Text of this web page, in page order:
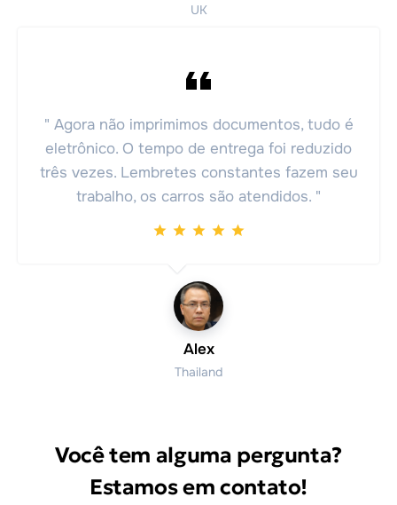
UK
" Agora não imprimimos documentos, tudo é
eletrônico. O tempo de entrega foi reduzido
três vezes. Lembretes constantes fazem seu
trabalho, os carros são atendidos. "
Alex
Thailand
Você tem alguma pergunta?
Estamos em contato!